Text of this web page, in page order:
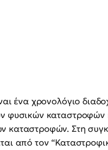
ένα χρονολόγιο
φυσικών καταστροφών
καταστροφών. Στη
από τον